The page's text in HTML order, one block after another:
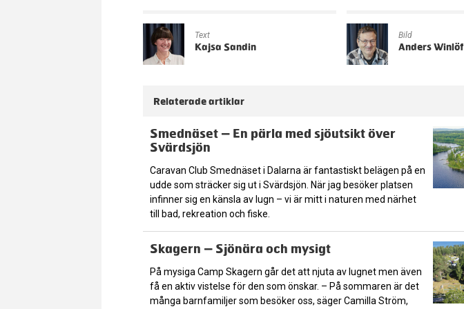
Text
Kajsa Sandin
Bild
Anders Winlöf
Relaterade artiklar
Smednäset – En pärla med sjöutsikt över
Svärdsjön
Caravan Club Smednäset i Dalarna är fantastiskt belägen på en
udde som sträcker sig ut i Svärdsjön. När jag besöker platsen
infinner sig en känsla av lugn – vi är mitt i naturen med närhet
till bad, rekreation och fiske.
Skagern – Sjönära och mysigt
På mysiga Camp Skagern går det att njuta av lugnet men även
få en aktiv vistelse för den som önskar. – På sommaren är det
många barnfamiljer som besöker oss, säger Camilla Ström,